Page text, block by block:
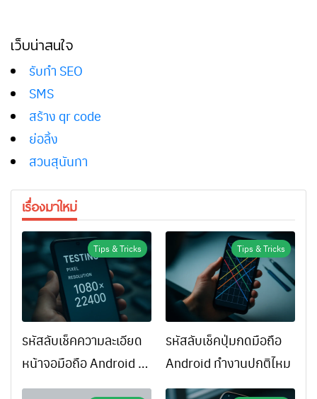
เว็บน่าสนใจ
รับทำ SEO
SMS
สร้าง qr code
ย่อลิ้ง
สวนสุนันทา
เรื่องมาใหม่
Tips & Tricks
รหัสลับเช็คความละเอียด
หน้าจอมือถือ Android ทำ
ยังไง
Tips & Tricks
รหัสลับเช็คปุ่มกดมือถือ
Android ทำงานปกติไหม